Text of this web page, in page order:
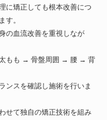
に矯正しても根本改善につ
す。
の血流改善を重視しなが
もも → 骨盤周囲 → 腰 → 背
ンスを確認し施術を行いま
せて独自の矯正技術を組み